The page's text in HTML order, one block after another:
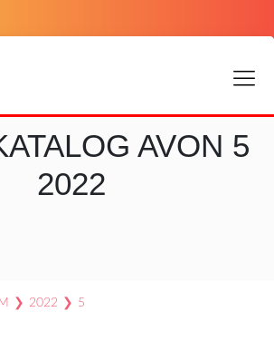
AVON 5
2022
❯ 2022 ❯ 5